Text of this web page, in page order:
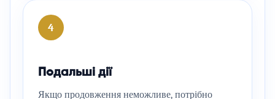
4
Подальші дії
Якщо продовження неможливе, потрібно